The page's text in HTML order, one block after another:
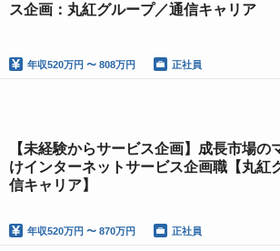
ス企画：丸紅グループ／通信キャリア
年収520万円 〜 808万円 正社員
【未経験からサービス企画】成長市場の
けインターネットサービス企画職【丸紅
信キャリア】
年収520万円 〜 870万円 正社員